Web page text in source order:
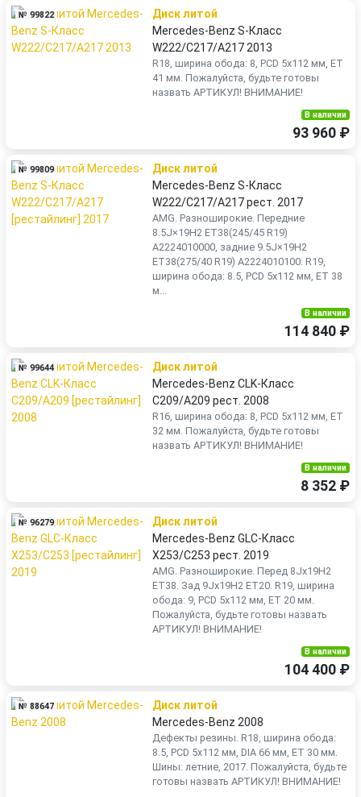
№ 99822
Диск литой
Mercedes-Benz S-Класс
W222/C217/A217 2013
R18, ширина обода: 8, PCD 5x112 мм, ET
41 мм. Пожалуйста, будьте готовы
назвать АРТИКУЛ! ВНИМАНИЕ!
В наличии
93 960 ₽
№ 99809
Диск литой
Mercedes-Benz S-Класс
W222/C217/A217 рест. 2017
AMG. Разноширокие. Передние
8.5J×19Н2 ET38(245/45 R19)
A2224010000, задние 9.5J×19Н2
ET38(275/40 R19) A2224010100. R19,
ширина обода: 8.5, PCD 5x112 мм, ET 38
м...
В наличии
114 840 ₽
№ 99644
Диск литой
Mercedes-Benz CLK-Класс
C209/A209 рест. 2008
R16, ширина обода: 8, PCD 5x112 мм, ET
32 мм. Пожалуйста, будьте готовы
назвать АРТИКУЛ! ВНИМАНИЕ!
В наличии
8 352 ₽
№ 96279
Диск литой
Mercedes-Benz GLC-Класс
X253/C253 рест. 2019
AMG. Разноширокие. Перед 8Jx19H2
ET38. Зад 9Jx19H2 ET20. R19, ширина
обода: 9, PCD 5x112 мм, ET 20 мм.
Пожалуйста, будьте готовы назвать
АРТИКУЛ! ВНИМАНИЕ!
В наличии
104 400 ₽
№ 88647
Диск литой
Mercedes-Benz 2008
Дефекты резины. R18, ширина обода:
8.5, PCD 5x112 мм, DIA 66 мм, ET 30 мм.
Шины: летние, 2017. Пожалуйста, будьте
готовы назвать АРТИКУЛ! ВНИМАНИЕ!